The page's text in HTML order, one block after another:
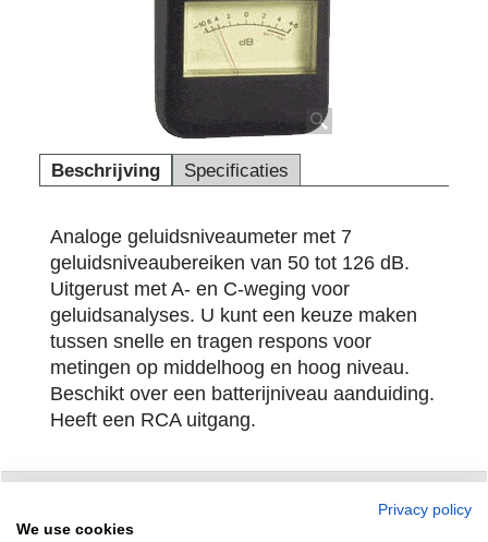
Beschrijving Specificaties
Analoge geluidsniveaumeter met 7
geluidsniveaubereiken van 50 tot 126 dB.
Uitgerust met A- en C-weging voor
geluidsanalyses. U kunt een keuze maken
tussen snelle en tragen respons voor
metingen op middelhoog en hoog niveau.
Beschikt over een batterijniveau aanduiding.
Heeft een RCA uitgang.
Zuidersluisweg 42
Privacy policy
We use cookies